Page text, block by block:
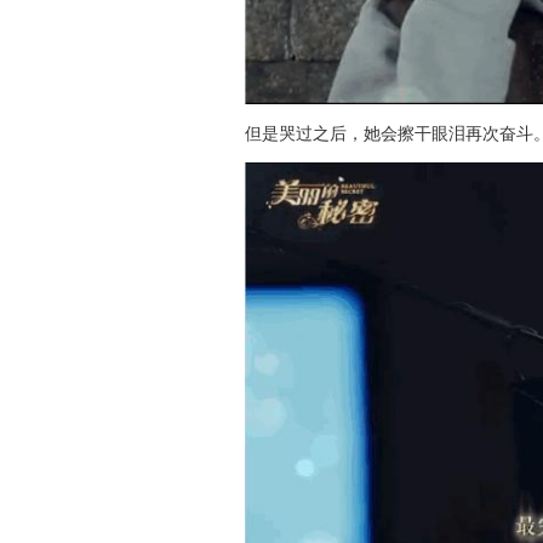
但是哭过之后，她会擦干眼泪再次奋斗